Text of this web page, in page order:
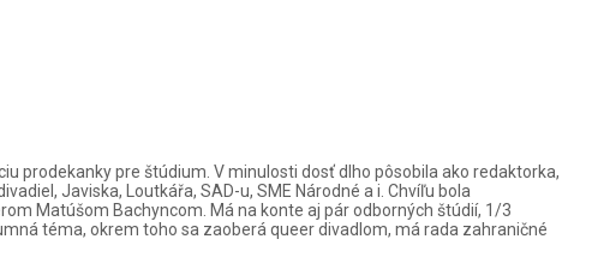
prodekanky pre štúdium. V minulosti dosť dlho pôsobila ako redaktorka,
Javiska, Loutkářa, SAD-u, SME Národné a i. Chvíľu bola
Matúšom Bachyncom. Má na konte aj pár odborných štúdií, 1/3
téma, okrem toho sa zaoberá queer divadlom, má rada zahraničné